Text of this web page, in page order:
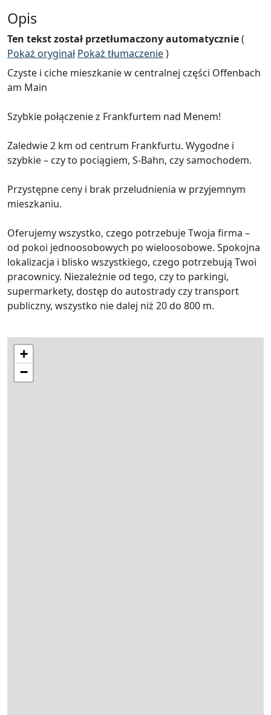
Opis
Ten tekst został przetłumaczony automatycznie(
Pokaż oryginał Pokaż tłumaczenie)
Czyste i ciche mieszkanie w centralnej części Offenbach
am Main
Szybkie połączenie z Frankfurtem nad Menem!
Zaledwie 2 km od centrum Frankfurtu. Wygodne i
szybkie – czy to pociągiem, S-Bahn, czy samochodem.
Przystępne ceny i brak przeludnienia w przyjemnym
mieszkaniu.
Oferujemy wszystko, czego potrzebuje Twoja firma –
od pokoi jednoosobowych po wieloosobowe. Spokojna
lokalizacja i blisko wszystkiego, czego potrzebują Twoi
pracownicy. Niezależnie od tego, czy to parkingi,
supermarkety, dostęp do autostrady czy transport
publiczny, wszystko nie dalej niż 20 do 800 m.
+
−